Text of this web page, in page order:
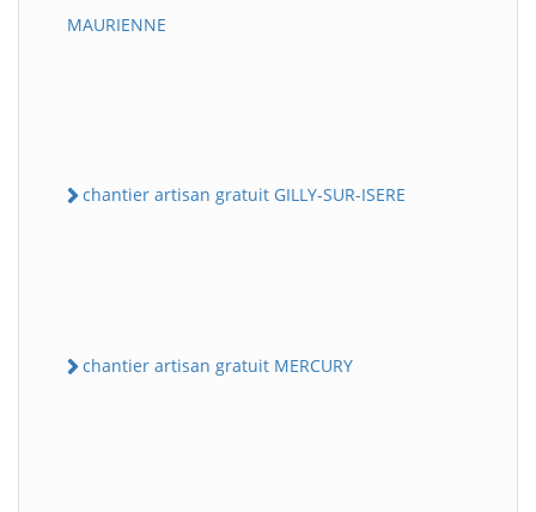
MAURIENNE
chantier artisan gratuit GILLY-SUR-ISERE
chantier artisan gratuit MERCURY